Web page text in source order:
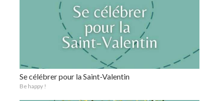
Se célébrer pour la Saint-Valentin
Be happy !